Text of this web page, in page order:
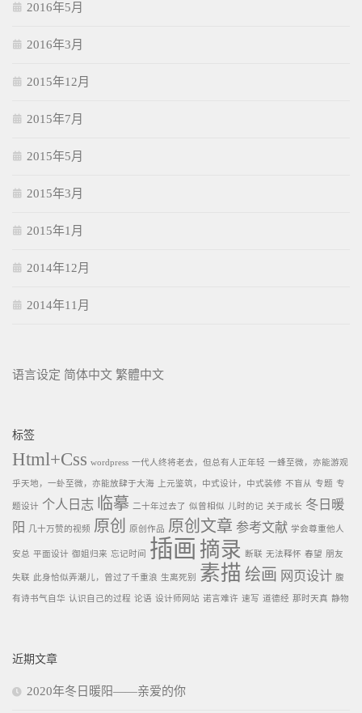
2016年5月
2016年3月
2015年12月
2015年7月
2015年5月
2015年3月
2015年1月
2014年12月
2014年11月
语言设定 简体中文 繁體中文
标签
Html+Css wordpress 一代人终将老去，但总有人正年轻 一蜂至微，亦能游观
乎天地，一虲至微，亦能放肆于大海 上元鉴筑，中式设计，中式装修 不盲从 专题 专
题设计 个人日志 临摹 二十年过去了 似曾相似 儿时的记 关于成长 冬日暖
阳
几十万赞的视频 原创 原创作品 原创文章 参考文献 学会尊重他人
安总 平面设计 御姐归来 忘记时间 插画 摘录 断联 无法释怀 春望 朋友
失联 此身恰似弄潮儿，曾过了千重浪 生离死别 素描 绘画 网页设计 腹
有诗书气自华 认识自己的过程 论语 设计师网站 诺言难许 速写 道德经 那时天真 静物
近期文章
2020年冬日暖阳——亲爱的你